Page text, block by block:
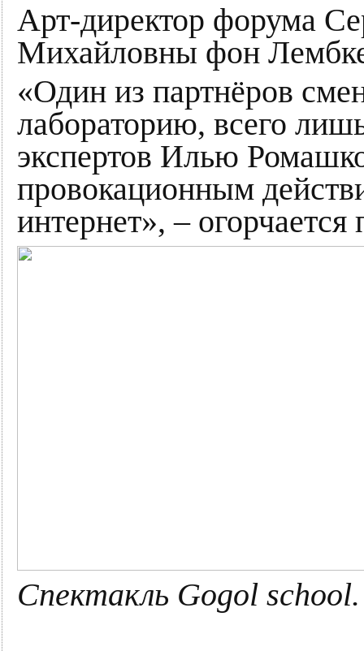
Арт-директор форума
Михайловны фон
«Один из партнёров
лабораторию, всего
экспертов Илью
провокационным
интернет», –
Спектакль Gogol